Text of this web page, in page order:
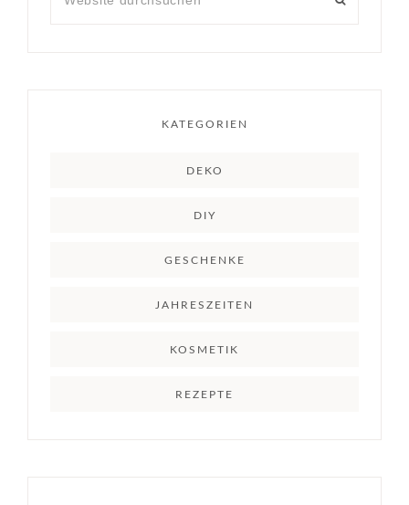
KATEGORIEN
DEKO
DIY
GESCHENKE
JAHRESZEITEN
KOSMETIK
REZEPTE